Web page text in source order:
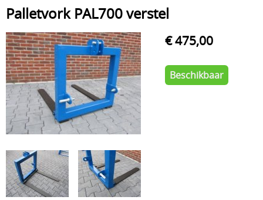
Tuin- Park- & Bosbouwmachines
Graafmachines & grondverzet
Generatoren
Specifiek materiaal en actieproducten
Mijn bestelling laten leveren
Draai-en freeswerk
Onze Repairshop Diensten
Palletvork PAL700 verstel
€ 475,00
Beschikbaar